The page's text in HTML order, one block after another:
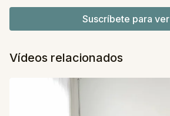
Suscríbete para ver
Vídeos relacionados